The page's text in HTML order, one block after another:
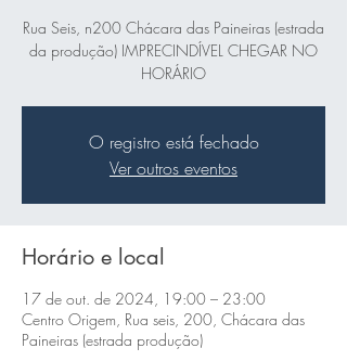
Rua Seis, n200 Chácara das Paineiras (estrada
da produção) IMPRECINDÍVEL CHEGAR NO
HORÁRIO
O registro está fechado
Ver outros eventos
Horário e local
17 de out. de 2024, 19:00 – 23:00
Centro Origem, Rua seis, 200, Chácara das
Paineiras (estrada produção)